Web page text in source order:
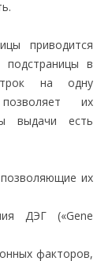
приводится
в
на одну
их
выдачи есть
их
ДЭГ («Gene
факторов,